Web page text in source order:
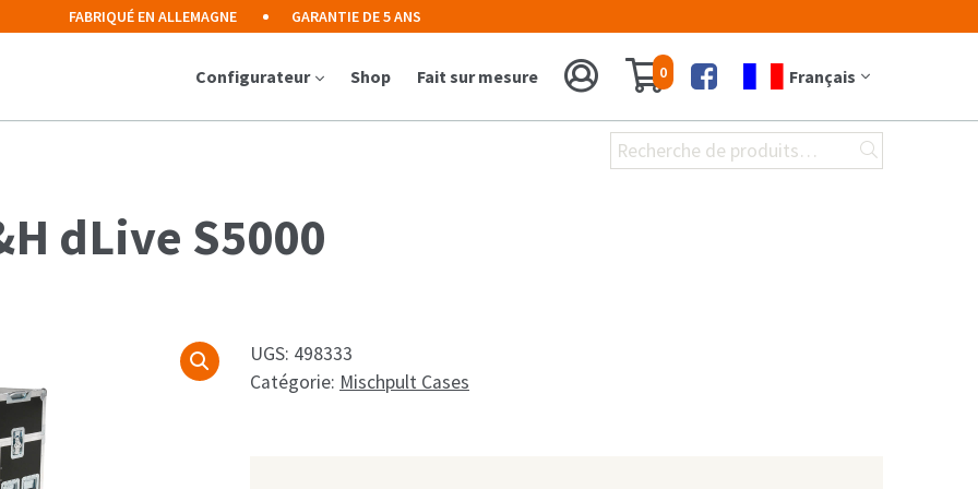
FABRIQUÉ EN ALLEMAGNE GARANTIE DE 5 ANS
Configurateur Shop Fait sur mesure 0
Facebook
Français
Recherche
pour :
dLive S5000
UGS: 498333
Catégorie: Mischpult Cases